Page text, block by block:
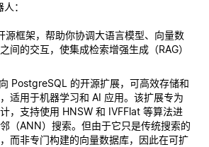
：
源框架，帮助你协调大语言模型、向量数
间的交互，使集成检索增强生成（RAG）
PostgreSQL 的开源扩展，可高效存储和
适用于机器学习和 AI 应用。该扩展专为
，支持使用 HNSW 和 IVFFlat 等算法进
（ANN）搜索。但由于它只是传统搜索的
而非专门构建的向量数据库，因此在可扩